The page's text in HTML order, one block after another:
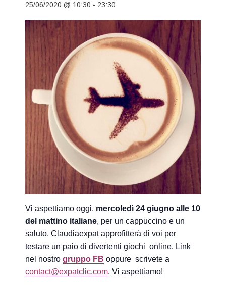
25/06/2020 @ 10:30 - 23:30
Vi aspettiamo oggi, mercoledì 24 giugno alle 10
del mattino italiane, per un cappuccino e un
saluto. Claudiaexpat approfitterà di voi per
testare un paio di divertenti giochi online. Link
nel nostrogruppo FB oppure scrivete a
contact@expatclic.com. Vi aspettiamo!